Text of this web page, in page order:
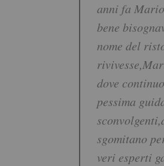
anni fa
bene
nome del
dove
pessima
sgomitano
veri esperti